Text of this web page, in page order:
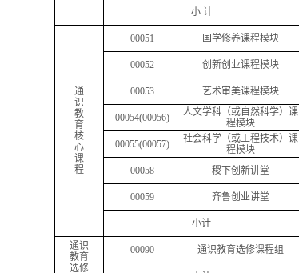
小 计
通
识
教
育
核
心
课
程
00051 国学修养课程模块
00052 创新创业课程模块
00053 艺术审美课程模块
00054(00056)
人文学科（或自然科学）课
程模块
00055(00057)
社会科学（或工程技术）课
程模块
00058 稷下创新讲堂
00059 齐鲁创业讲堂
小计
通识
教育
选修
00090 通识教育选修课程组